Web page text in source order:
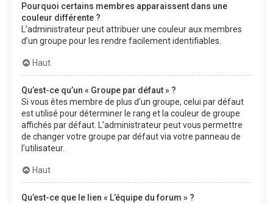
Pourquoi certains membres apparaissent dans une
couleur différente ?
L’administrateur peut attribuer une couleur aux membres
d’un groupe pour les rendre facilement identifiables.
Haut
Qu’est-ce qu’un « Groupe par défaut » ?
Si vous êtes membre de plus d’un groupe, celui par défaut
est utilisé pour déterminer le rang et la couleur de groupe
affichés par défaut. L’administrateur peut vous permettre
de changer votre groupe par défaut via votre panneau de
l’utilisateur.
Haut
Qu’est-ce que le lien « L’équipe du forum » ?